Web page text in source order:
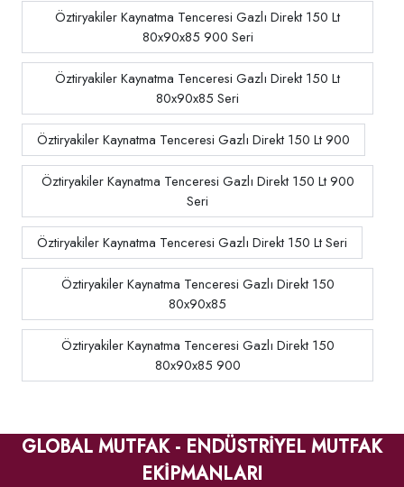
Öztiryakiler Kaynatma Tenceresi Gazlı Direkt 150 Lt
80x90x85 900 Seri
Öztiryakiler Kaynatma Tenceresi Gazlı Direkt 150 Lt
80x90x85 Seri
Öztiryakiler Kaynatma Tenceresi Gazlı Direkt 150 Lt 900
Öztiryakiler Kaynatma Tenceresi Gazlı Direkt 150 Lt 900
Seri
Öztiryakiler Kaynatma Tenceresi Gazlı Direkt 150 Lt Seri
Öztiryakiler Kaynatma Tenceresi Gazlı Direkt 150
80x90x85
Öztiryakiler Kaynatma Tenceresi Gazlı Direkt 150
80x90x85 900
GLOBAL MUTFAK - ENDÜSTRİYEL MUTFAK
EKİPMANLARI